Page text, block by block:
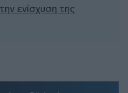
ενίσχυση της